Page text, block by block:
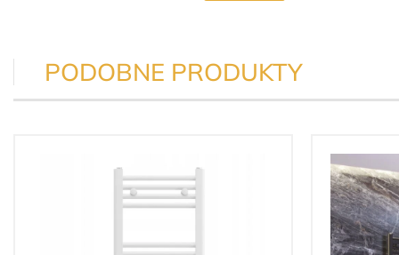
PODOBNE PRODUKTY